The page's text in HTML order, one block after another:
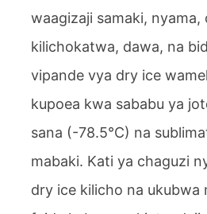
waagizaji samaki, nyama,
kilichokatwa, dawa, na
vipande vya dry ice
kupoea kwa sababu ya
sana (-78.5°C) na
mabaki. Kati ya chaguzi
dry ice kilicho na ukubwa